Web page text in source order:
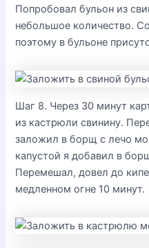
Попробовал бульон из
небольшое количество.
поэтому в бульоне
Шаг 8. Через 30 минут
из кастрюли свинину.
заложил в борщ с лечо
капустой я добавил в
Перемешал, довел до
медленном огне 10 минут.